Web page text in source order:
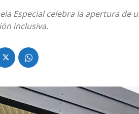
Especial celebra la apertura
inclusiva.